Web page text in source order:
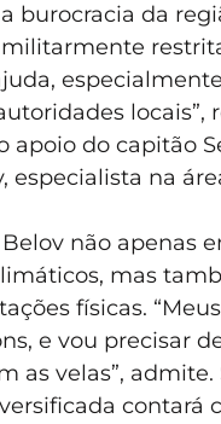
burocracia da
locais”,
apoio do capitão
especialista na
Belov não apenas
mas
físicas.
e vou precisar
as velas”, admite.
contará